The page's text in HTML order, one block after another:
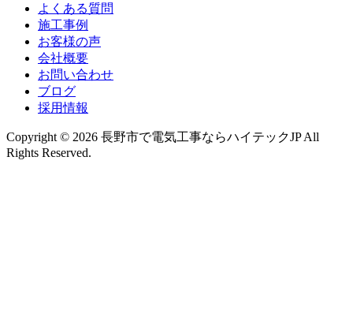
よくある質問
施工事例
お客様の声
会社概要
お問い合わせ
ブログ
採用情報
Copyright © 2026 長野市で電気工事ならハイテックJP All
Rights Reserved.